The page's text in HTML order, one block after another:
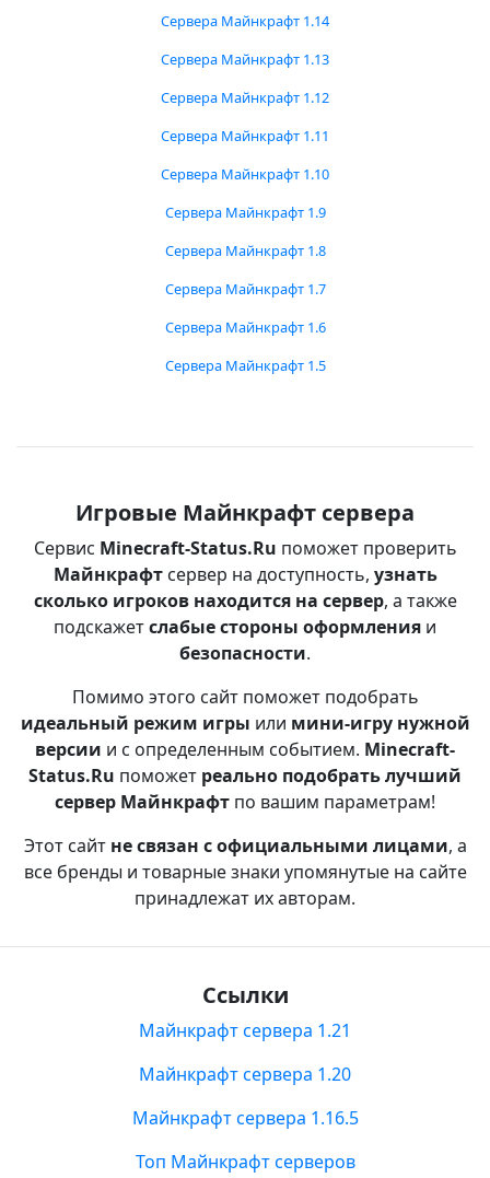
Сервера Майнкрафт 1.14
Сервера Майнкрафт 1.13
Сервера Майнкрафт 1.12
Сервера Майнкрафт 1.11
Сервера Майнкрафт 1.10
Сервера Майнкрафт 1.9
Сервера Майнкрафт 1.8
Сервера Майнкрафт 1.7
Сервера Майнкрафт 1.6
Сервера Майнкрафт 1.5
Игровые Майнкрафт сервера
Сервис Minecraft-Status.Ru поможет проверить
Майнкрафтсервер на доступность, узнать
сколько игроков находится на сервер, а также
подскажетслабые стороны оформления и
безопасности.
Помимо этого сайт поможет подобрать
идеальный режим игры или мини-игру нужной
версии и с определенным событием. Minecraft-
Status.Ru поможет реально подобрать лучший
сервер Майнкрафт по вашим параметрам!
Этот сайт не связан с официальными лицами, а
все бренды и товарные знаки упомянутые на сайте
принадлежат их авторам.
Ссылки
Майнкрафт сервера 1.21
Майнкрафт сервера 1.20
Майнкрафт сервера 1.16.5
Топ Майнкрафт серверов